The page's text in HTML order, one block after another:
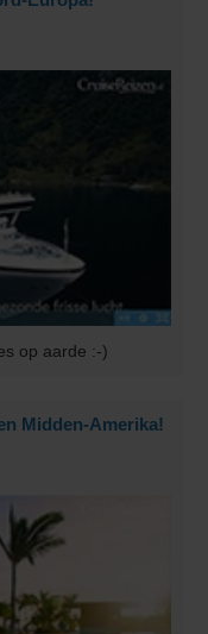
op aarde :-)
Midden-Amerika!